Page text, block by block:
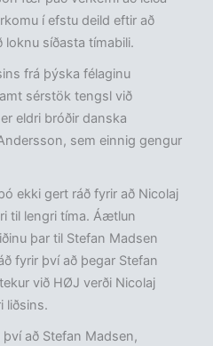
í efstu deild eftir að
loknu síðasta tímabili.
frá þýska félaginu
sérstök tengsl við
eldri bróðir danska
sem einnig gengur
ekki gert ráð fyrir að Nicolaj
til lengri tíma. Áætlun
þar til Stefan Madsen
fyrir því að þegar Stefan
við HØJ verði Nicolaj
liðsins.
að Stefan Madsen,